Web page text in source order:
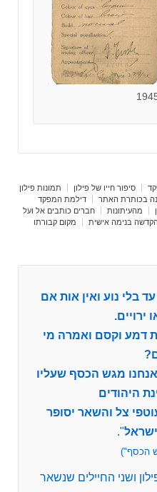
סיפור חייו של פילון
תמונות פילון
בכותרת האתר
דילמת המפקד
מהעיתונות
חברים כותבים אל ועל
הקדשה בנימה אישית מקום קבורתו
בלי נוע ואין אות אם
ירויים.
דמע וקסם ואמרה מי
מגש הכסף שעליו
היהודים
צל והשאר יסופר
".
הכסף")
ושני החיילים שנשאר